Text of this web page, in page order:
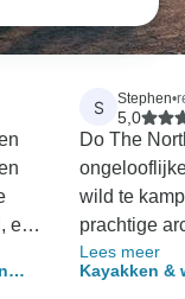
en
S Stephen•
5,0
Do The
wild te
prachtige
Saint Anna,
enige
Lees meer
Kayakken &